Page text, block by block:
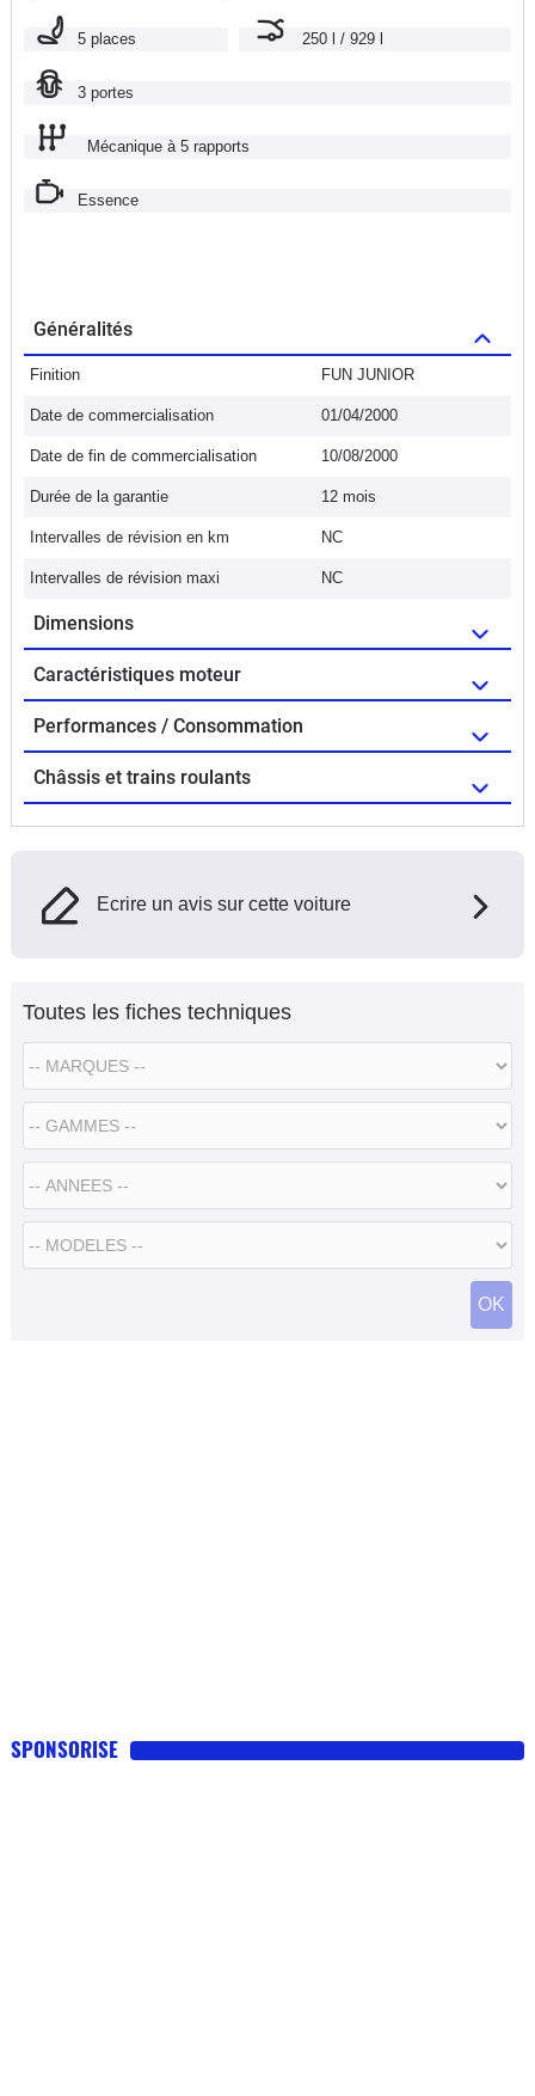
5 places 250 l / 929 l
3 portes
Mécanique à 5 rapports
Essence
Généralités
Finition FUN JUNIOR
Date de commercialisation 01/04/2000
Date de fin de commercialisation 10/08/2000
Durée de la garantie 12 mois
Intervalles de révision en km NC
Intervalles de révision maxi NC
Dimensions
Caractéristiques moteur
Performances / Consommation
Châssis et trains roulants
Ecrire un avis sur cette voiture
Toutes les fiches techniques
SPONSORISE